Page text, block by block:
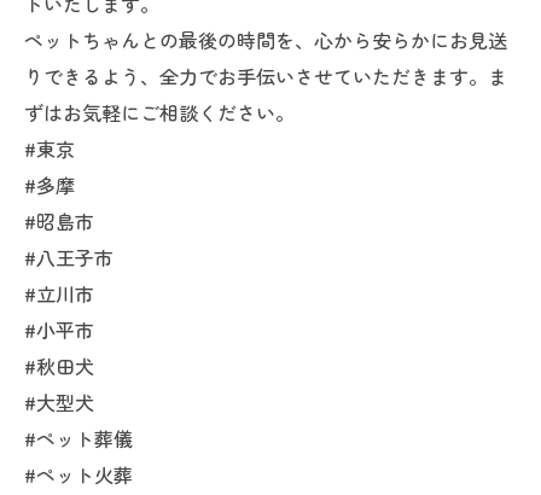
ペットちゃんとの最後の時間を、心から安らかにお見送
りできるよう、全力でお手伝いさせていただきます。ま
ずはお気軽にご相談ください。
#東京
#多摩
#昭島市
#八王子市
#立川市
#小平市
#秋田犬
#大型犬
#ペット葬儀
#ペット火葬